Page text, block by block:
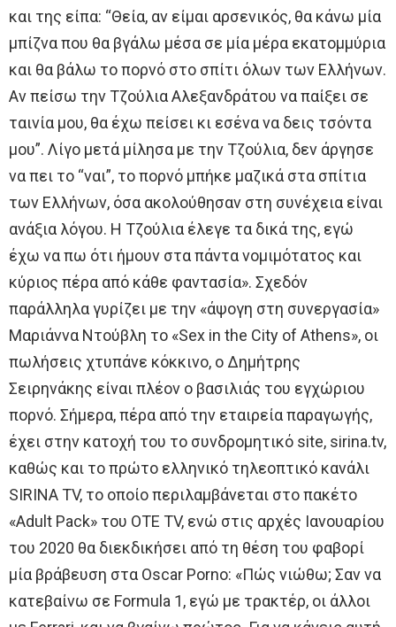
και της είπα: “Θεία, αν είμαι αρσενικός, θα κάνω μία
μπίζνα που θα βγάλω μέσα σε μία μέρα εκατομμύρια
και θα βάλω το πορνό στο σπίτι όλων των Ελλήνων.
Αν πείσω την Τζούλια Αλεξανδράτου να παίξει σε
ταινία μου, θα έχω πείσει κι εσένα να δεις τσόντα
μου”. Λίγο μετά μίλησα με την Τζούλια, δεν άργησε
να πει το “ναι”, το πορνό μπήκε μαζικά στα σπίτια
των Ελλήνων, όσα ακολούθησαν στη συνέχεια είναι
ανάξια λόγου. Η Τζούλια έλεγε τα δικά της, εγώ
έχω να πω ότι ήμουν στα πάντα νομιμότατος και
κύριος πέρα από κάθε φαντασία». Σχεδόν
παράλληλα γυρίζει με την «άψογη στη συνεργασία»
Μαριάννα Ντούβλη το «Sex in the City of Athens», οι
πωλήσεις χτυπάνε κόκκινο, ο Δημήτρης
Σειρηνάκης είναι πλέον ο βασιλιάς του εγχώριου
πορνό. Σήμερα, πέρα από την εταιρεία παραγωγής,
έχει στην κατοχή του το συνδρομητικό site, sirina.tv,
καθώς και το πρώτο ελληνικό τηλεοπτικό κανάλι
SIRINA TV, το οποίο περιλαμβάνεται στο πακέτο
«Adult Pack» του ΟΤΕ TV, ενώ στις αρχές Ιανουαρίου
του 2020 θα διεκδικήσει από τη θέση του φαβορί
μία βράβευση στα Oscar Porno: «Πώς νιώθω; Σαν να
κατεβαίνω σε Formula 1, εγώ με τρακτέρ, οι άλλοι